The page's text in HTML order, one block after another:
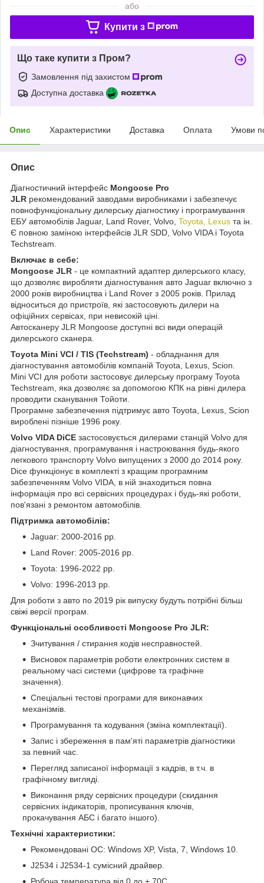
або
Купити з
Що таке купити з Пром?
Замовлення під захистом
Доступна доставка
Опис Характеристики Доставка Оплата Умови
Опис
Діагностичний інтерфейс Mongoose Pro
JLR рекомендований заводами виробниками і забезпечує
повнофункціональну дилерську діагностику і програмування
ЕБУ автомобілів Jaguar, Land Rover, Volvo, Toyota, Lexus та ін.
Є повною заміною інтерфейсів JLR SDD, Volvo VIDA і Toyota
Techstream.
Включає в себе:
Mongoose JLR - це компактний адаптер дилерського класу,
що дозволяє виробляти діагностування авто Jaguar включно з
2000 років виробництва і Land Rover з 2005 років. Прилад
відноситься до пристроїв, які застосовують дилери на
офіційних сервісах, при невисокій ціні.
Автосканеру JLR Mongoose доступні всі види операцій
дилерського сканера.
Toyota Mini VCI / TIS (Techstream) - обладнання для
діагностування автомобілів компаній Toyota, Lexus, Scion.
Mini VCI для роботи застосовує дилерську програму Toyota
Techstream, яка дозволяє за допомогою КПК на рівні дилера
проводити сканування Тойоти.
Програмне забезпечення підтримує авто Toyota, Lexus, Scion
вироблені пізніше 1996 року.
Volvo VIDA DiCE застосовується дилерами станцій Volvo для
діагностування, програмування і настроювання будь-якого
легкового транспорту Volvo випущених з 2000 до 2014 року.
Dice функціонує в комплекті з кращим програмним
забезпеченням Volvo VIDA, в ній знаходиться повна
інформація про всі сервісних процедурах і будь-які роботи,
пов'язані з ремонтом автомобілів.
Підтримка автомобілів:
Jaguar: 2000-2016 рр.
Land Rover: 2005-2016 рр.
Toyota: 1996-2022 рр.
Volvo: 1996-2013 рр.
Для роботи з авто по 2019 рік випуску будуть потрібні більш
свіжі версії програм.
Функціональні особливості Mongoose Pro JLR:
Зчитування / стирання кодів несправностей.
Висновок параметрів роботи електронних систем в
реальному часі системи (цифрове та графічне
значення).
Спеціальні тестові програми для виконавчих
механізмів.
Програмування та кодування (зміна комплектації).
Запис і збереження в пам'яті параметрів діагностики
за певний час.
Перегляд записаної інформації з кадрів, в т.ч. в
графічному вигляді.
Виконання ряду сервісних процедури (скидання
сервісних індикаторів, прописування ключів,
прокачування АБС і багато іншого).
Технічні характеристики:
Рекомендовані ОС: Windows XP, Vista, 7, Windows 10.
J2534 і J2534-1 сумісний драйвер.
Робоча температура від 0 до + 70C.